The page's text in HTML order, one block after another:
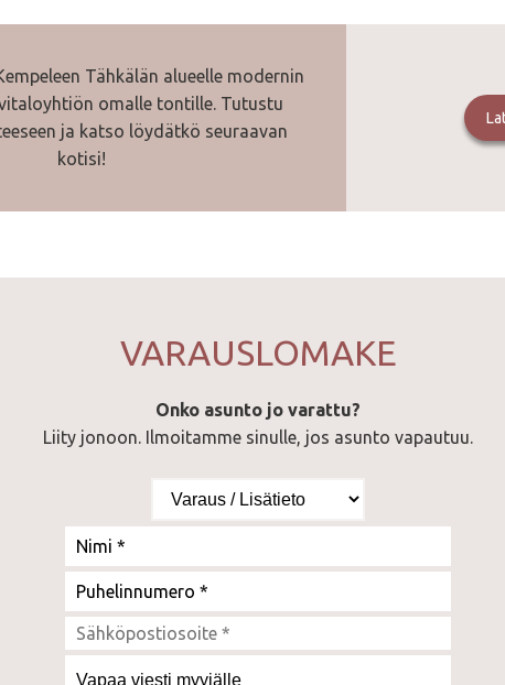
Tähkälän alueelle modernin
omalle tontille. Tutustu
ja katso löydätkö seuraavan
kotisi!
VARAUSLOMAKE
Onko asunto jo varattu?
Liity jonoon. Ilmoitamme sinulle, jos asunto vapautuu.